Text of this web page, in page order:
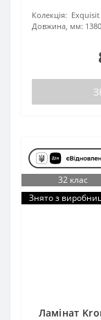
Колекція: Exquisit
Довжина, мм: 1380
32 клас
Знято з
Ламінат